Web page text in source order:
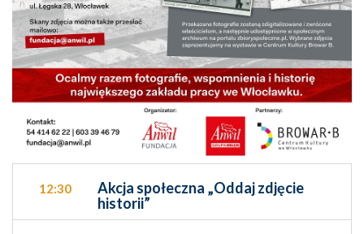
12:30
Akcja społeczna „Oddaj zdjęcie
historii”